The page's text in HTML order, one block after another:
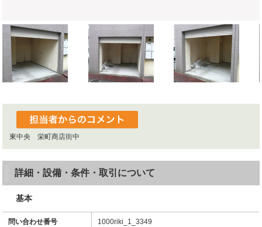
東中央 栄町商店街中
詳細・設備・条件・取引について
基本
問い合わせ番号 1000riki_1_3349